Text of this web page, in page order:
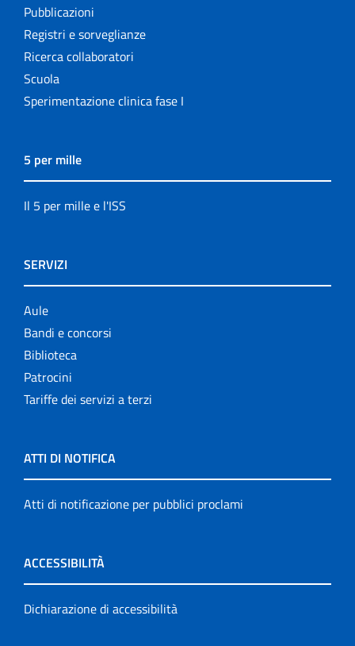
Pubblicazioni
Registri e sorveglianze
Ricerca collaboratori
Scuola
Sperimentazione clinica fase I
5 per mille
Il 5 per mille e l'ISS
SERVIZI
Aule
Bandi e concorsi
Biblioteca
Patrocini
Tariffe dei servizi a terzi
ATTI DI NOTIFICA
Atti di notificazione per pubblici proclami
ACCESSIBILITÀ
Dichiarazione di accessibilità